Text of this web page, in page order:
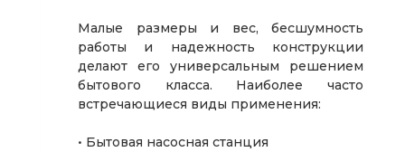
Малые размеры и вес, бесшумность
работы и надежность конструкции
делают его универсальным решением
бытового класса. Наиболее часто
встречающиеся виды применения:
• Бытовая насосная станция